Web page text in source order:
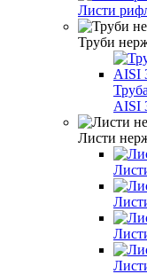
Листи
Труби
AISI
Листи